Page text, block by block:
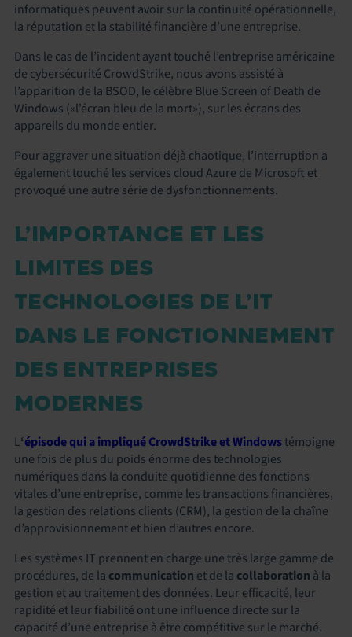
informatiques peuvent avoir sur la continuité opérationnelle,
la réputation et la stabilité financière d’une entreprise.
Dans le cas de l’incident ayant touché l’entreprise américaine
de cybersécurité CrowdStrike, nous avons assisté à
l’apparition de la BSOD, le célèbre Blue Screen of Death de
Windows («l’écran bleu de la mort»), sur les écrans des
appareils du monde entier.
Pour aggraver une situation déjà chaotique, l’interruption a
également touché les services cloud Azure de Microsoft et
provoqué une autre série de dysfonctionnements.
L’IMPORTANCE ET LES
LIMITES DES
TECHNOLOGIES DE L’IT
DANS LE FONCTIONNEMENT
DES ENTREPRISES
MODERNES
L‘épisode qui a impliqué CrowdStrike et Windowstémoigne
une fois de plus du poids énorme des technologies
numériques dans la conduite quotidienne des fonctions
vitales d’une entreprise, comme les transactions financières,
la gestion des relations clients (CRM), la gestion de la chaîne
d’approvisionnement et bien d’autres encore.
Les systèmes IT prennent en charge une très large gamme de
procédures, de la communication et de la collaboration à la
gestion et au traitement des données. Leur efficacité, leur
rapidité et leur fiabilité ont une influence directe sur la
capacité d’une entreprise à être compétitive sur le marché.